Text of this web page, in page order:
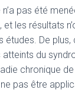
pas été
les résultats
études. De
du
chronique
pas être